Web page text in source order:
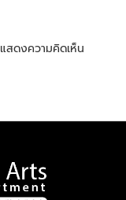
สดงความคิดเห็น